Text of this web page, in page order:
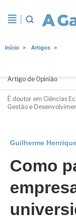
Início Artigos
Artigo de Opinião
É doutor em Ciências
Gestão e
Guilherme
Como